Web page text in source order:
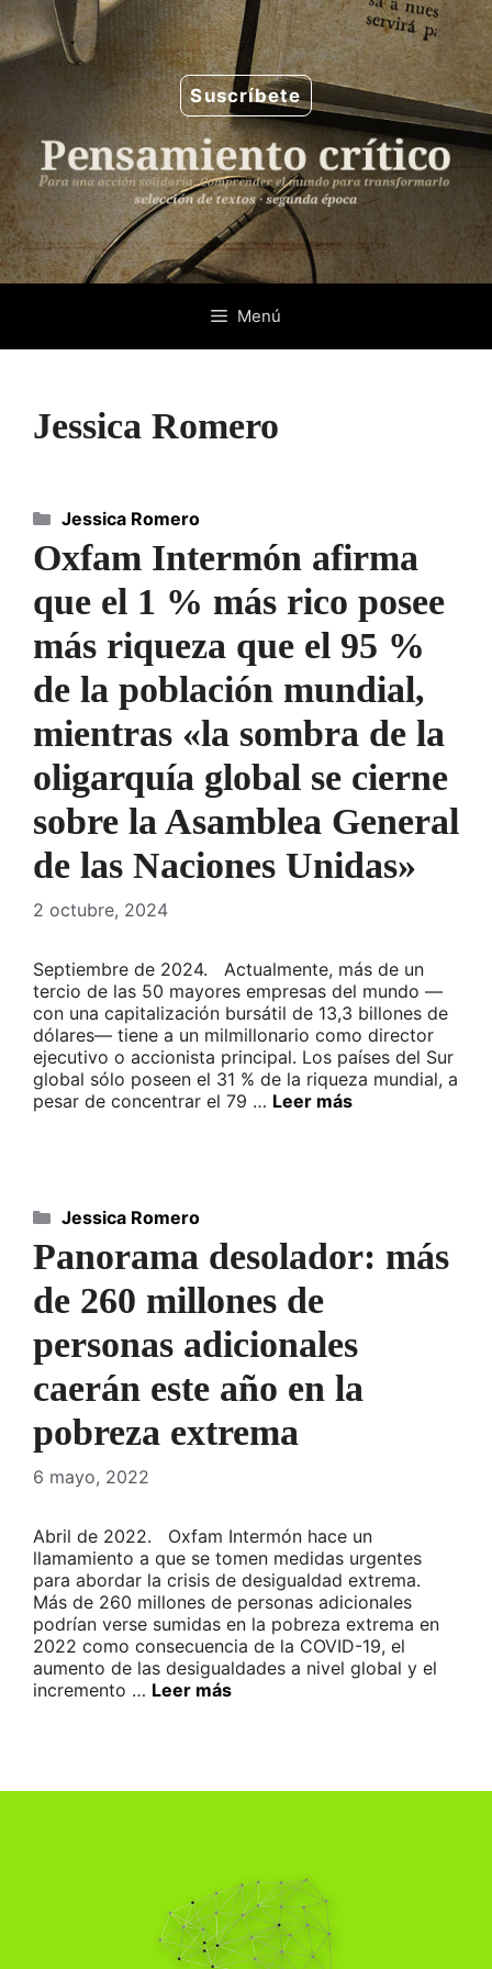
Saltar
al
contenido
Suscríbete
Menú
Jessica Romero
Oxfam Intermón afirma
que el 1 % más rico posee
más riqueza que el 95 %
de la población mundial,
mientras «la sombra de la
oligarquía global se cierne
sobre la Asamblea General
de las Naciones Unidas»
2 octubre, 2024
Septiembre de 2024. Actualmente, más de un
tercio de las 50 mayores empresas del mundo —
con una capitalización bursátil de 13,3 billones de
dólares— tiene a un milmillonario como director
ejecutivo o accionista principal. Los países del Sur
global sólo poseen el 31 % de la riqueza mundial, a
pesar de concentrar el 79 … Leer más
Categorías
Jessica Romero
Panorama desolador: más
de 260 millones de
personas adicionales
caerán este año en la
pobreza extrema
6 mayo, 2022
Abril de 2022. Oxfam Intermón hace un
llamamiento a que se tomen medidas urgentes
para abordar la crisis de desigualdad extrema.
Más de 260 millones de personas adicionales
podrían verse sumidas en la pobreza extrema en
2022 como consecuencia de la COVID-19, el
aumento de las desigualdades a nivel global y el
incremento … Leer más
Categorías
Jessica Romero